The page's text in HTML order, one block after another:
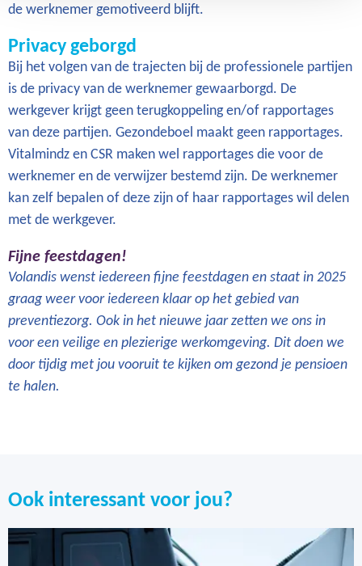
de werknemer gemotiveerd blijft.
Privacy geborgd
Bij het volgen van de trajecten bij de professionele partijen
is de privacy van de werknemer gewaarborgd. De
werkgever krijgt geen terugkoppeling en/of rapportages
van deze partijen. Gezondeboel maakt geen rapportages.
Vitalmindz en CSR maken wel rapportages die voor de
werknemer en de verwijzer bestemd zijn. De werknemer
kan zelf bepalen of deze zijn of haar rapportages wil delen
met de werkgever.
Fijne feestdagen!
Volandis wenst iedereen fijne feestdagen en staat in 2025
graag weer voor iedereen klaar op het gebied van
preventiezorg. Ook in het nieuwe jaar zetten we ons in
voor een veilige en plezierige werkomgeving. Dit doen we
door tijdig met jou vooruit te kijken om gezond je pensioen
te halen.
Ook interessant voor jou?